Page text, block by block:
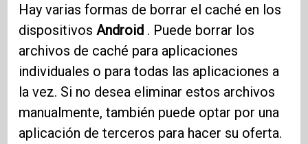
Hay varias formas de borrar el caché en los
dispositivosAndroid . Puede borrar los
archivos de caché para aplicaciones
individuales o para todas las aplicaciones a
la vez. Si no desea eliminar estos archivos
manualmente, también puede optar por una
aplicación de terceros para hacer su oferta.